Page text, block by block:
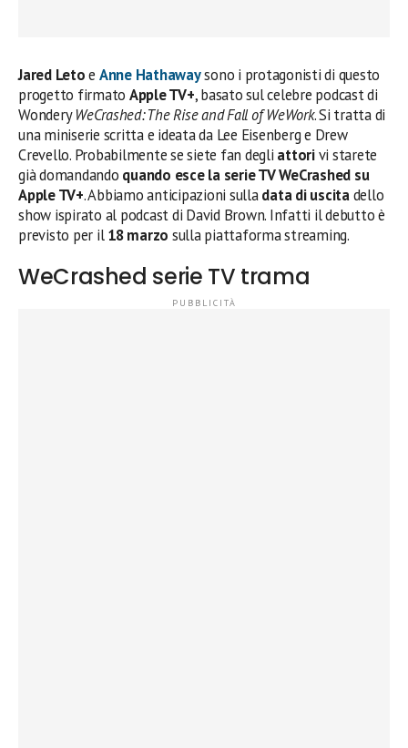
Jared Letoe Anne Hathawaysono i protagonisti di questo
progetto firmato Apple TV+, basato sul celebre podcast di
WonderyWeCrashed: The Rise and Fall of WeWork. Si tratta di
una miniserie scritta e ideata da Lee Eisenberg e Drew
Crevello. Probabilmente se siete fan degli attorivi starete
già domandando quando esce la serie TV WeCrashed su
Apple TV+. Abbiamo anticipazioni sulladata di uscitadello
show ispirato al podcast di David Brown. Infatti il debutto è
previsto per il18 marzo sulla piattaforma streaming.
WeCrashed serie TV trama